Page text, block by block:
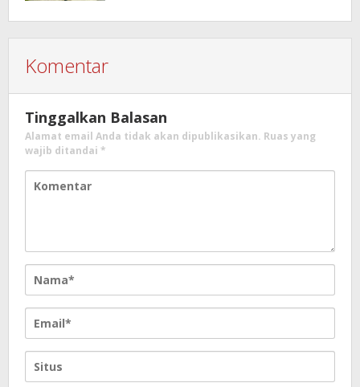
Komentar
Tinggalkan Balasan
Alamat email Anda tidak akan dipublikasikan. Ruas yang
wajib ditandai *